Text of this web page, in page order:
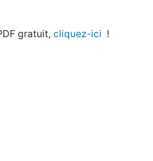
gratuit, cliquez-ici !